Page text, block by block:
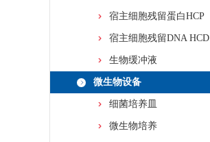
宿主细胞残留蛋白HCP
宿主细胞残留DNA HCD
生物缓冲液
微生物设备
细菌培养皿
微生物培养